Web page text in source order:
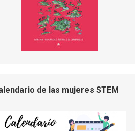
de las mujeres STEM